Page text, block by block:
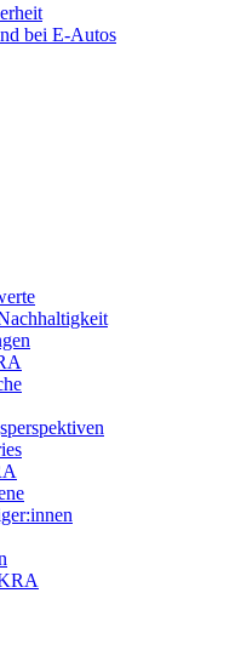
bei E-Autos